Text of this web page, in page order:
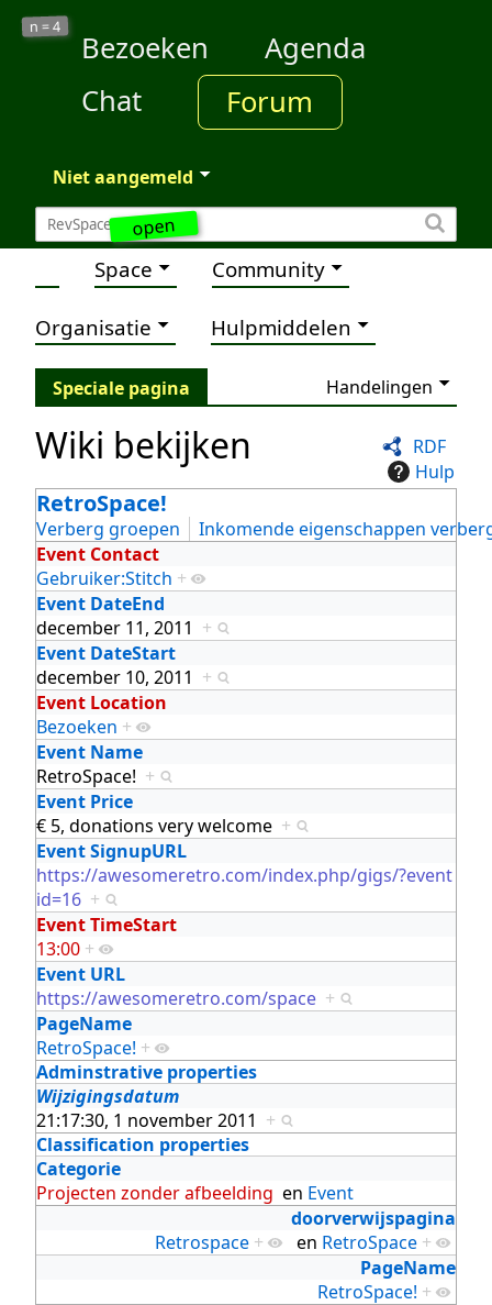
open
n =4
Bezoeken
Agenda
Chat
Forum
Niet aangemeld
Space Community
Organisatie Hulpmiddelen
Speciale pagina Handelingen
RDF
Hulp
Wiki bekijken
RetroSpace!
Verberg groepen
Inkomende eigenschappen
Event Contact
Gebruiker:Stitch +
Event DateEnd
december 11, 2011 +
Event DateStart
december 10, 2011 +
Event Location
Bezoeken +
Event Name
RetroSpace! +
Event Price
€ 5, donations very welcome +
Event SignupURL
https://awesomeretro.com/index.php/gigs/?event
id=16 +
Event TimeStart
13:00 +
Event URL
https://awesomeretro.com/space +
PageName
RetroSpace! +
Adminstrative properties
Wijzigingsdatum
21:17:30, 1 november 2011 +
Classification properties
Categorie
Projecten zonder afbeelding en Event
doorverwijspagina
Retrospace + en RetroSpace +
PageName
RetroSpace! +